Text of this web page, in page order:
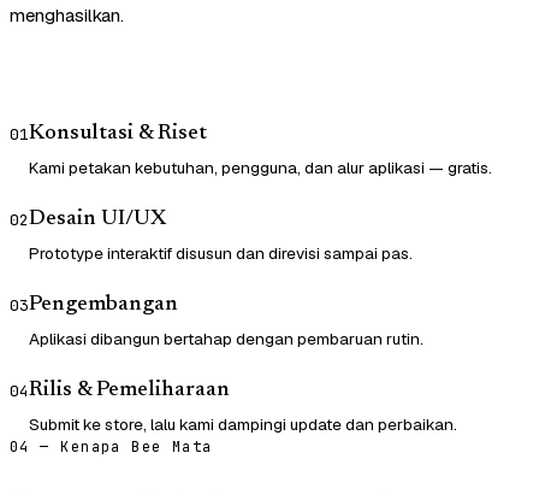
menghasilkan.
01Konsultasi & Riset
Kami petakan kebutuhan, pengguna, dan alur aplikasi — gratis.
02Desain UI/UX
Prototype interaktif disusun dan direvisi sampai pas.
03Pengembangan
Aplikasi dibangun bertahap dengan pembaruan rutin.
04Rilis & Pemeliharaan
Submit ke store, lalu kami dampingi update dan perbaikan.
04 — Kenapa Bee Mata